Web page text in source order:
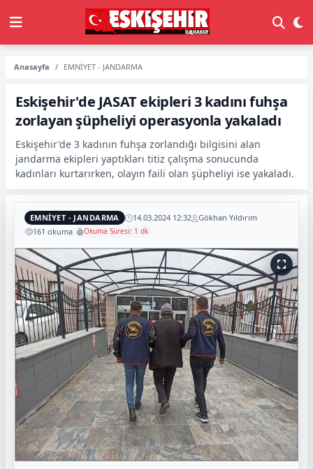
Anasayfa EMNİYET - JANDARMA
Eskişehir'de JASAT ekipleri 3 kadını fuhşa
zorlayan şüpheliyi operasyonla yakaladı
Eskişehir'de 3 kadının fuhşa zorlandığı bilgisini alan
jandarma ekipleri yaptıkları titiz çalışma sonucunda
kadınları kurtarırken, olayın faili olan şüpheliyi ise yakaladı.
EMNİYET - JANDARMA 14.03.2024 12:32
Gökhan Yıldırım
161 okuma
Okuma Süresi: 1 dk